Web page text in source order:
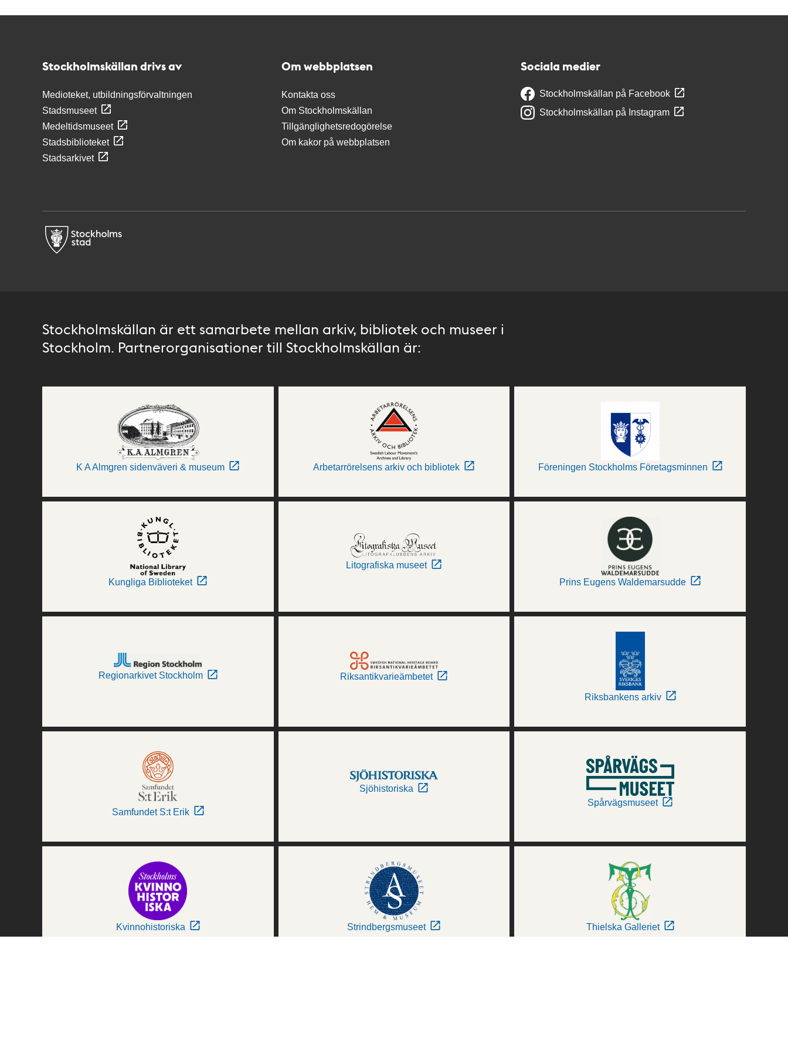
Stockholmskällan drivs av
Medioteket, utbildningsförvaltningen
Stadsmuseet
Medeltidsmuseet
Stadsbiblioteket
Stadsarkivet
Om webbplatsen
Kontakta oss
Om Stockholmskällan
Tillgänglighetsredogörelse
Om kakor på webbplatsen
Sociala medier
Stockholmskällan på Facebook
Stockholmskällan på Instagram
Stockholmskällan är ett samarbete mellan arkiv, bibliotek och museer i
Stockholm. Partnerorganisationer till Stockholmskällan är:
K A Almgren sidenväveri & museum Arbetarrörelsens arkiv och bibliotek Föreningen Stockholms Företagsminnen
Kungliga Biblioteket
Litografiska museet
Prins Eugens Waldemarsudde
Regionarkivet Stockholm Riksantikvarieämbetet
Riksbankens arkiv
Samfundet S:t Erik
Sjöhistoriska
Spårvägsmuseet
Kvinnohistoriska Strindbergsmuseet Thielska Galleriet